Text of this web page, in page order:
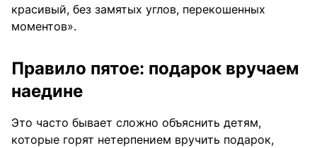
красивый, без замятых углов, перекошенных
моментов».
Правило пятое: подарок вручаем
наедине
Это часто бывает сложно объяснить детям,
которые горят нетерпением вручить подарок,